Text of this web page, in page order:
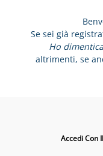
Se sei già
Ho
altrimenti, se
Accedi Con